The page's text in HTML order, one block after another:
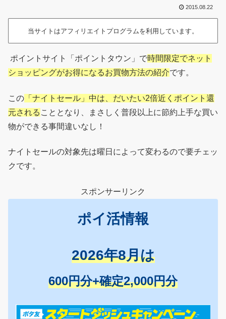
2015.08.22
当サイトはアフィリエイトプログラムを利用しています。
ポイントサイト「ポイントタウン」で時間限定でネット
ショッピングがお得になるお買物方法の紹介です。
この 「ナイトセール」中は、だいたい2倍近くポイント還
元される こととなり、まさしく普段以上に節約上手な買い
物ができる事間違いなし！
ナイトセールの対象先は曜日によって変わるので要チェッ
クです。
スポンサーリンク
ポイ活情報
2026年8月は
600円分+確定2,000円分